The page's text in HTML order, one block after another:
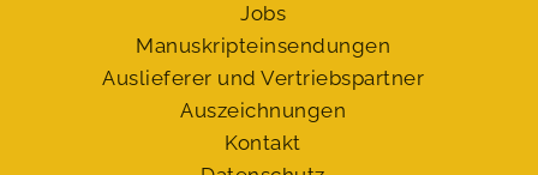
Jobs
Manuskript­einsendungen
Auslieferer und Vertriebspartner
Auszeichnungen
Kontakt